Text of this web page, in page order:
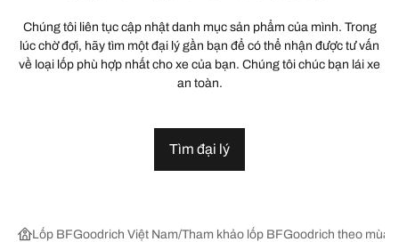
Chúng tôi liên tục cập nhật danh mục sản phẩm của mình. Trong
lúc chờ đợi, hãy tìm một đại lý gần bạn để có thể nhận được tư vấn
về loại lốp phù hợp nhất cho xe của bạn. Chúng tôi chúc bạn lái xe
an toàn.
Tìm đại lý
Lốp BFGoodrich Việt Nam Tham khảo lốp BFGoodrich theo